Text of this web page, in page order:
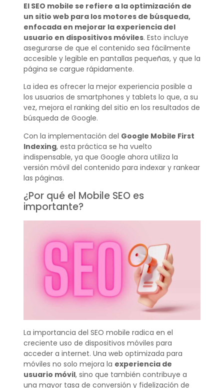
El SEO mobile se refiere a la optimización de
un sitio web para los motores de búsqueda,
enfocada en mejorar la experiencia del
usuario en dispositivos móviles. Esto incluye
asegurarse de que el contenido sea fácilmente
accesible y legible en pantallas pequeñas, y que la
página se cargue rápidamente.
La idea es ofrecer la mejor experiencia posible a
los usuarios de smartphones y tablets lo que, a su
vez, mejora el ranking del sitio en los resultados de
búsqueda de Google.
Con la implementación del Google Mobile First
Indexing, esta práctica se ha vuelto
indispensable, ya que Google ahora utiliza la
versión móvil del contenido para indexar y rankear
las páginas.
¿Por qué el Mobile SEO es
importante?
La importancia del SEO mobile radica en el
creciente uso de dispositivos móviles para
acceder a internet. Una web optimizada para
móviles no solo mejora la experiencia de
usuario móvil, sino que también contribuye a
una mayor tasa de conversión y fidelización de